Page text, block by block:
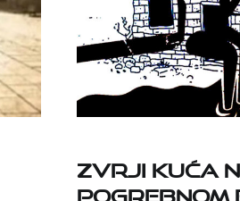
ZVRJI KUĆA
POGREBNOM